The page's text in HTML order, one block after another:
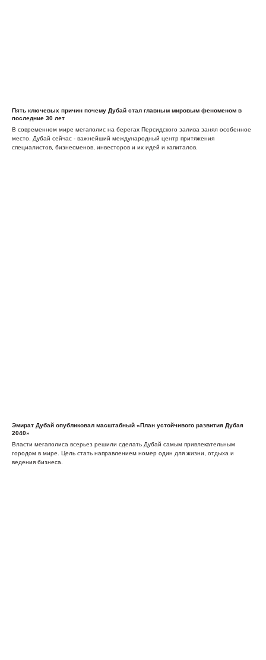
Пять ключевых причин почему Дубай стал главным мировым феноменом в
последние 30 лет
В современном мире мегаполис на берегах Персидского залива занял особенное
место. Дубай сейчас - важнейший международный центр притяжения
специалистов, бизнесменов, инвесторов и их идей и капиталов.
Эмират Дубай опубликовал масштабный «План устойчивого развития Дубая
2040»
Власти мегаполиса всерьез решили сделать Дубай самым привлекательным
городом в мире. Цель стать направлением номер один для жизни, отдыха и
ведения бизнеса.